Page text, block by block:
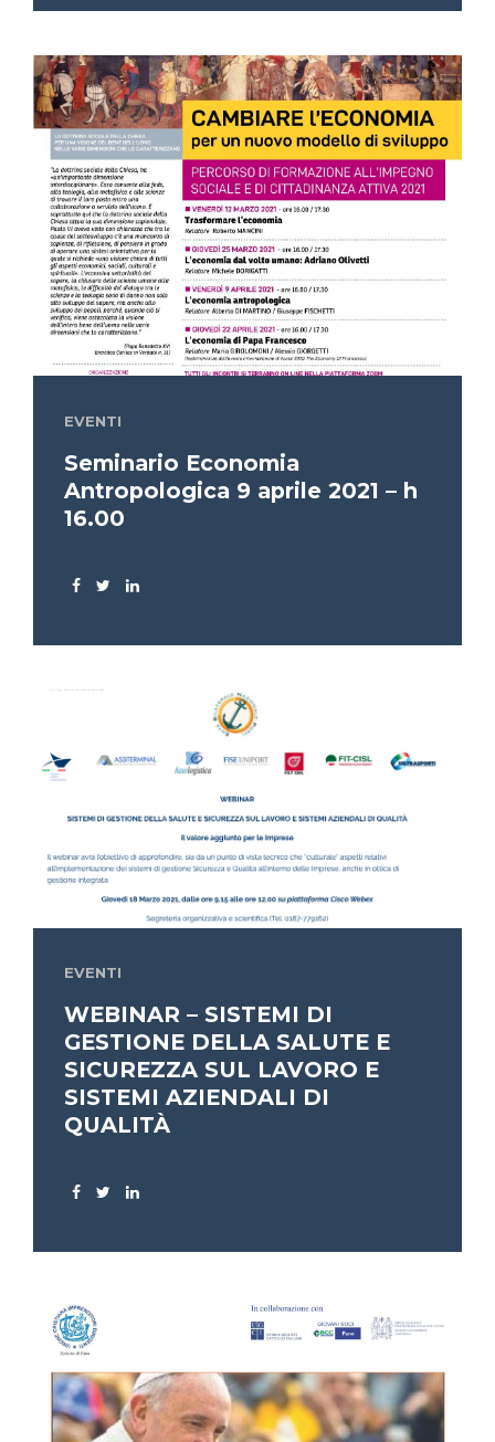
EVENTI
Seminario Economia
Antropologica 9 aprile 2021 – h
16.00
EVENTI
WEBINAR – SISTEMI DI
GESTIONE DELLA SALUTE E
SICUREZZA SUL LAVORO E
SISTEMI AZIENDALI DI
QUALITÀ